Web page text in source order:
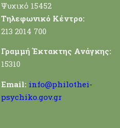
Ψυχικό 15452
Τηλεφωνικό Κέντρο:
213 2014 700
Γραμμή Έκτακτης Ανάγκης:
15310
Email: info@philothei-
psychiko.gov.gr